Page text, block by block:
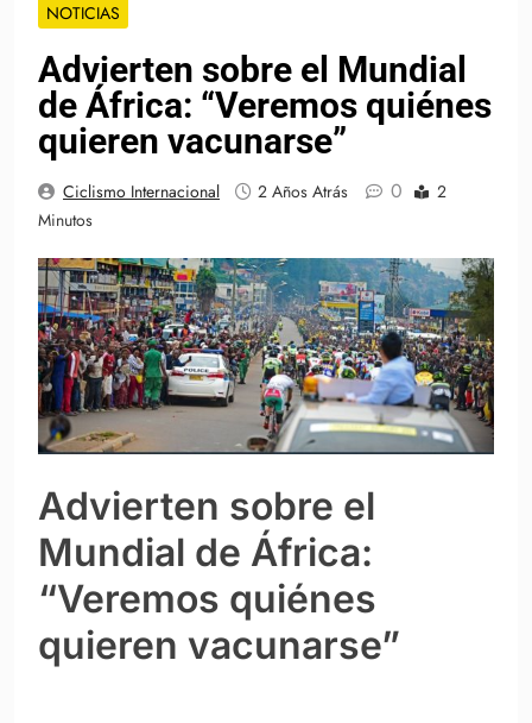
NOTICIAS
Advierten sobre el Mundial
de África: “Veremos quiénes
quieren vacunarse”
Ciclismo Internacional 2 Años Atrás 0
2
Minutos
Advierten sobre el
Mundial de África:
“Veremos quiénes
quieren vacunarse”